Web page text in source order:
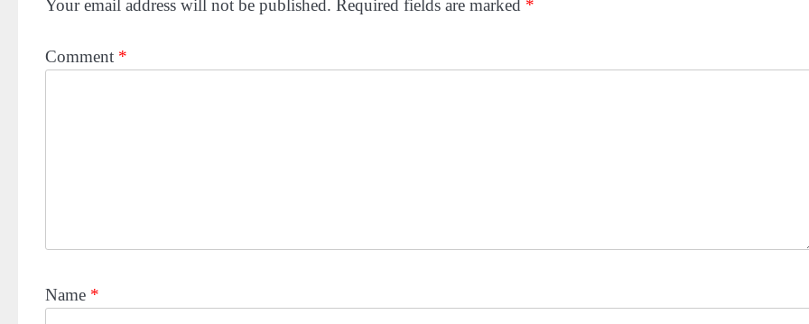
Your email address will not be published. Required fields are marked *
Comment *
Name *